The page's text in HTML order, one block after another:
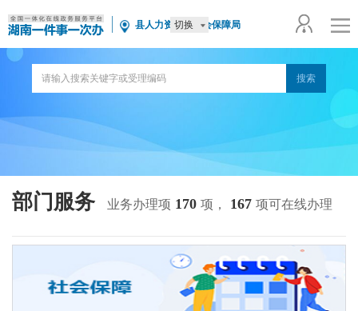
县人力资源和社会保障局
切换
部门服务 业务办理项 170 项， 167 项可在线办理